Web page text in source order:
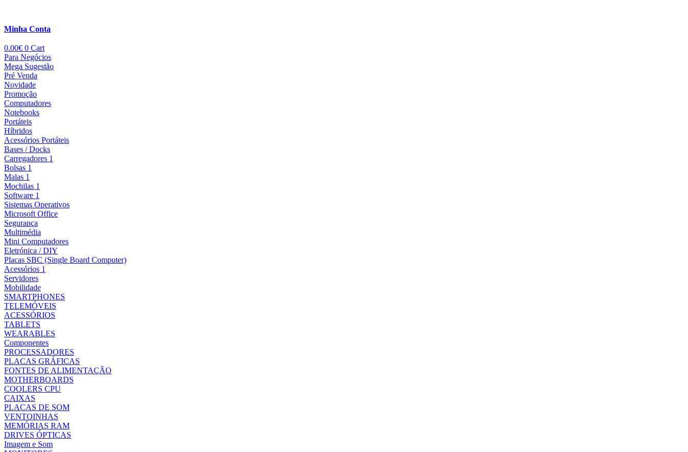
Minha Conta
0.00€ 0 Cart
Para Negócios
Mega Sugestão
Pré Venda
Novidade
Promoção
Computadores
Notebooks
Portáteis
Híbridos
Acessórios Portáteis
Bases / Docks
Carregadores 1
Bolsas 1
Malas 1
Mochilas 1
Software 1
Sistemas Operativos
Microsoft Office
Segurança
Multimédia
Mini Computadores
Eletrónica / DIY
Placas SBC (Single Board Computer)
Acessórios 1
Servidores
Mobilidade
SMARTPHONES
TELEMÓVEIS
ACESSÓRIOS
TABLETS
WEARABLES
Componentes
PROCESSADORES
PLACAS GRÁFICAS
FONTES DE ALIMENTAÇÃO
MOTHERBOARDS
COOLERS CPU
CAIXAS
PLACAS DE SOM
VENTOINHAS
MEMÓRIAS RAM
DRIVES ÓPTICAS
Imagem e Som